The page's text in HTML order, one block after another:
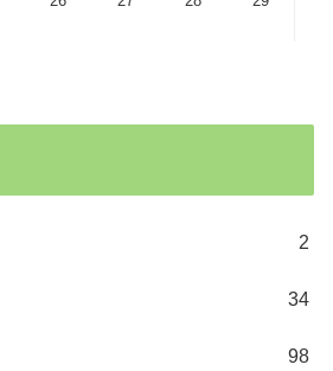
2
34
98